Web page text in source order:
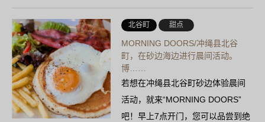
茶”，一边聆听海浪……
北谷町 甜点
MORNING DOORS/冲绳县北谷
町，在砂边海边进行晨间活动。
博……
若想在冲绳县北谷町砂边体验晨间
活动，就来“MORNING DOORS”
吧！早上7点开门，您可以品尝到绝